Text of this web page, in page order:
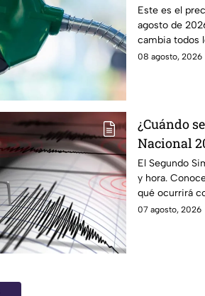
Este es el
agosto de
cambia todos
08 agosto, 2026
¿Cuándo
Nacional
alerta
El Segundo
y hora.
qué ocurrirá
07 agosto, 2026